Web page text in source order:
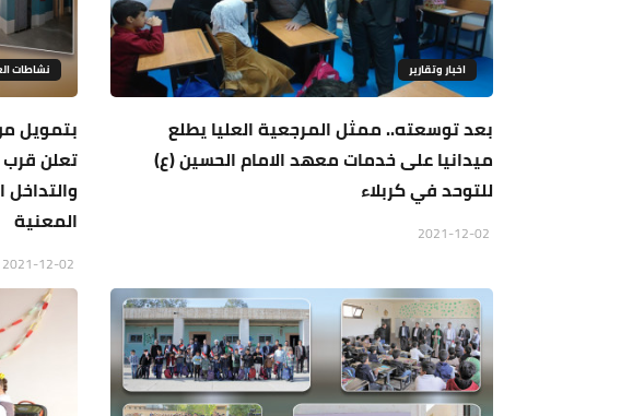
اخبار وتقارير
بعد توسعته.. ممثل المرجعية العليا يطلع
ميدانيا على خدمات معهد الامام الحسين (ع)
للتوحد في كربلاء
نشاطات
بتمويل
تعلن
المعنية